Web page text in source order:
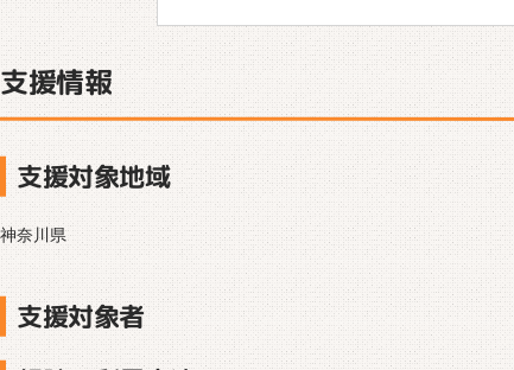
支援情報
支援対象地域
神奈川県
支援対象者